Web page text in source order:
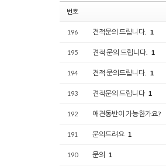
번호
196 견적문의 드립니다. 1
195 견적 문의 드립니다. 1
194 견적 문의드립니다. 1
193 견적문의 드립니다 1
192 애견동반이 가능한가요?
191 문의드려요 1
190 문의 1